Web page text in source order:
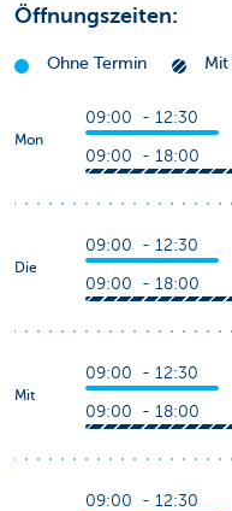
Öffnungszeiten:
Ohne Termin Mit
Mon
09:00 - 12:30
09:00 - 18:00
Die
09:00 - 12:30
09:00 - 18:00
Mit
09:00 - 12:30
09:00 - 18:00
09:00 - 12:30